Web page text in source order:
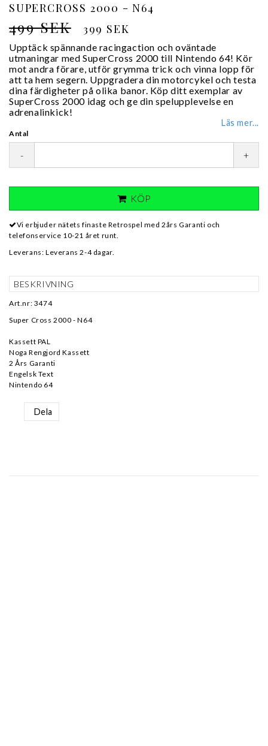
SUPERCROSS 2000 - N64
499 SEK 399 SEK
Upptäck spännande racingaction och oväntade
utmaningar med SuperCross 2000 till Nintendo 64! Kör
mot andra förare, utför grymma trick och vinna lopp för
att ta hem segern. Uppgradera din motorcykel och testa
dina färdigheter på olika banor. Köp ditt exemplar av
SuperCross 2000 idag och ge din spelupplevelse en
adrenalinkick!
Läs mer...
Antal
- +
KÖP
Vi erbjuder nätets finaste Retrospel med 2års Garanti och
telefonservice 10-21 året runt.
Leverans: Leverans 2-4 dagar.
BESKRIVNING
Art.nr: 3474
Super Cross 2000 - N64
Kassett PAL
Noga Rengjord Kassett
2 Års Garanti
Engelsk Text
Nintendo 64
Dela